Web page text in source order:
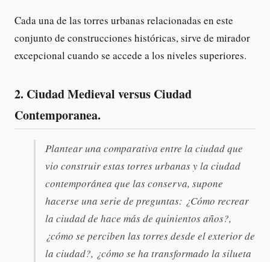
Cada una de las torres urbanas relacionadas en este
conjunto de construcciones históricas, sirve de mirador
excepcional cuando se accede a los niveles superiores.
2. Ciudad Medieval versus Ciudad
Contemporanea.
Plantear una comparativa entre la ciudad que
vio construir estas torres urbanas y la ciudad
contemporánea que las conserva, supone
hacerse una serie de preguntas: ¿Cómo recrear
la ciudad de hace más de quinientos años?,
¿cómo se perciben las torres desde el exterior de
la ciudad?, ¿cómo se ha transformado la silueta